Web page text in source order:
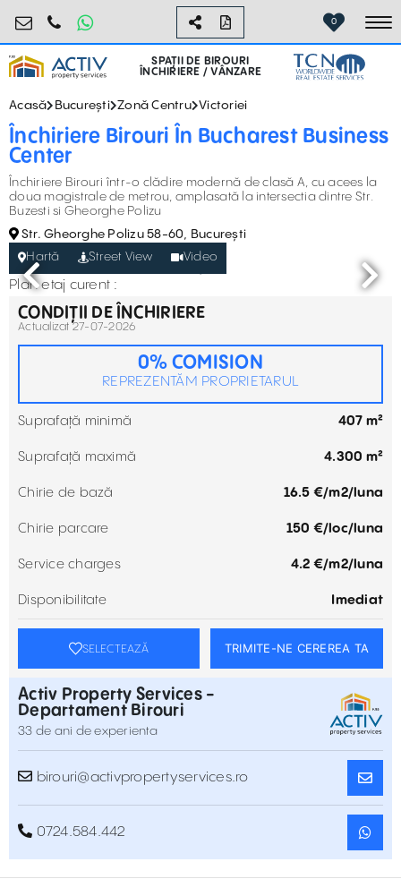
birouri@activpropertyservices.ro
0724.584.442 0
SPAȚII DE BIROURI
ÎNCHIRIERE / VÂNZARE
Acasă București Zonă Centru Victoriei
Închiriere Birouri În Bucharest Business
Center
Închiriere Birouri într-o clădire modernă de clasă A, cu acees la
doua magistrale de metrou, amplasată la intersectia dintre Str.
Buzesti si Gheorghe Polizu
Str. Gheorghe Polizu 58-60, București
Hartă
Street View Video
Plan etaj curent :
CONDIȚII DE ÎNCHIRIERE
Actualizat 27-07-2026
0% COMISION
REPREZENTĂM PROPRIETARUL
Suprafață minimă 407 m²
Suprafață maximă 4.300 m²
Chirie de bază 16.5 €/m2/luna
Chirie parcare 150 €/loc/luna
Service charges 4.2 €/m2/luna
Disponibilitate Imediat
SELECTEAZĂ TRIMITE-NE CEREREA TA
Activ Property Services -
Departament Birouri
33 de ani de experienta
birouri@activpropertyservices.ro
0724.584.442